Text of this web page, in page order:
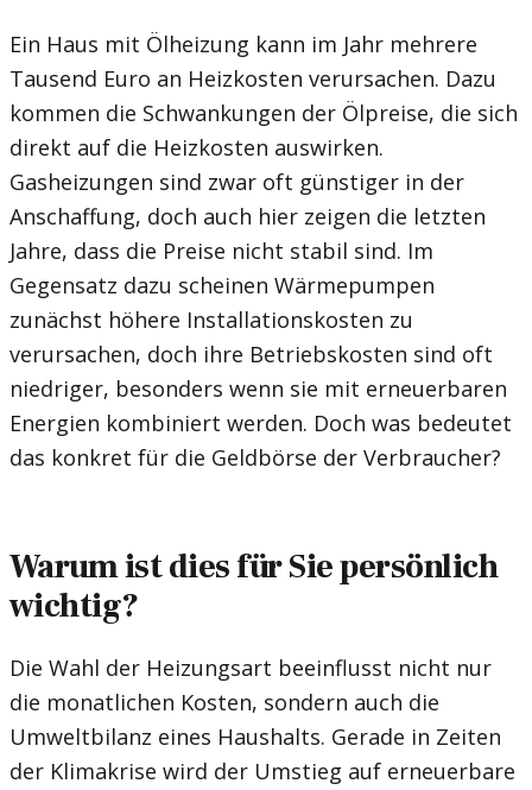
Ein Haus mit Ölheizung kann im Jahr mehrere
Tausend Euro an Heizkosten verursachen. Dazu
kommen die Schwankungen der Ölpreise, die sich
direkt auf die Heizkosten auswirken.
Gasheizungen sind zwar oft günstiger in der
Anschaffung, doch auch hier zeigen die letzten
Jahre, dass die Preise nicht stabil sind. Im
Gegensatz dazu scheinen Wärmepumpen
zunächst höhere Installationskosten zu
verursachen, doch ihre Betriebskosten sind oft
niedriger, besonders wenn sie mit erneuerbaren
Energien kombiniert werden. Doch was bedeutet
das konkret für die Geldbörse der Verbraucher?
Warum ist dies für Sie persönlich
wichtig?
Die Wahl der Heizungsart beeinflusst nicht nur
die monatlichen Kosten, sondern auch die
Umweltbilanz eines Haushalts. Gerade in Zeiten
der Klimakrise wird der Umstieg auf erneuerbare